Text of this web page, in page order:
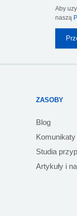
Aby
naszą
ZASOBY
Blog
Studia
Artykuły i